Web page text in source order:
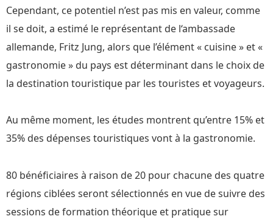
Cependant, ce potentiel n’est pas mis en valeur, comme
il se doit, a estimé le représentant de l‘ambassade
allemande, Fritz Jung, alors que l’élément « cuisine » et «
gastronomie » du pays est déterminant dans le choix de
la destination touristique par les touristes et voyageurs.
Au même moment, les études montrent qu’entre 15% et
35% des dépenses touristiques vont à la gastronomie.
80 bénéficiaires à raison de 20 pour chacune des quatre
régions ciblées seront sélectionnés en vue de suivre des
sessions de formation théorique et pratique sur